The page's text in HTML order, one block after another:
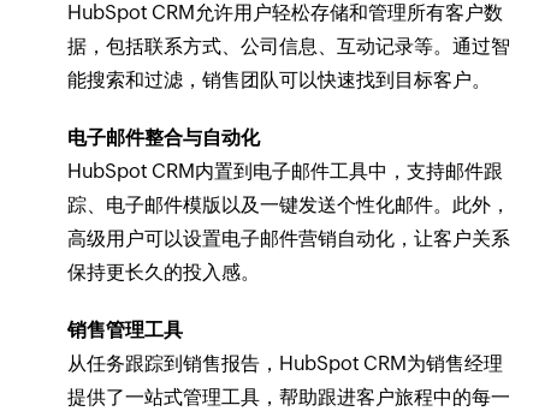
HubSpot CRM允许用户轻松存储和管理所有客户数
据，包括联系方式、公司信息、互动记录等。通过智
能搜索和过滤，销售团队可以快速找到目标客户。
电子邮件整合与自动化
HubSpot CRM内置到电子邮件工具中，支持邮件跟
踪、电子邮件模版以及一键发送个性化邮件。此外，
高级用户可以设置电子邮件营销自动化，让客户关系
保持更长久的投入感。
销售管理工具
从任务跟踪到销售报告，HubSpot CRM为销售经理
提供了一站式管理工具，帮助跟进客户旅程中的每一